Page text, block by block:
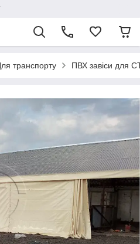
транспорту ПВХ завіси для